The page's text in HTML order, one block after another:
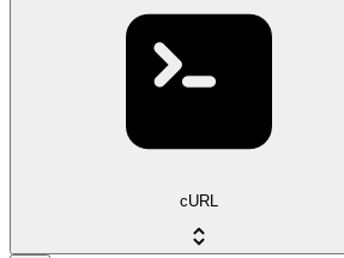
cURL